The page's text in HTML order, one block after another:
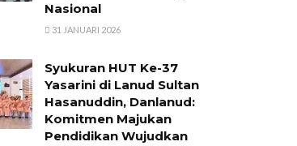
Nasional
31 JANUARI 2026
Syukuran HUT Ke-37
Yasarini di Lanud Sultan
Hasanuddin, Danlanud:
Komitmen Majukan
Pendidikan Wujudkan